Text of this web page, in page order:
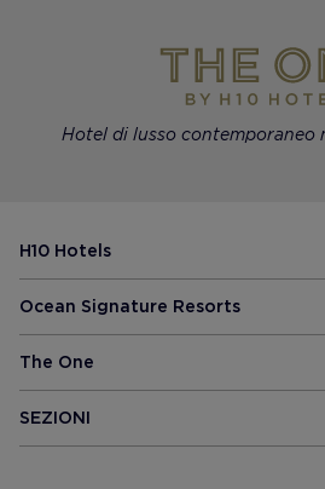
Hotel di lusso contemporaneo
H10 Hotels
Ocean Signature Resorts
The One
SEZIONI